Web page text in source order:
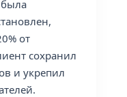
была
от
сохранил
и укрепил